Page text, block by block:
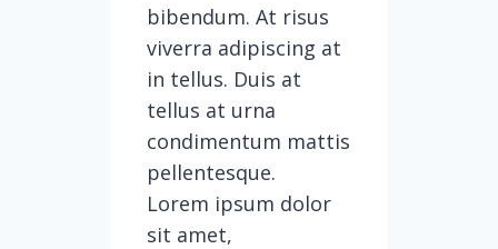
bibendum. At risus
viverra adipiscing at
in tellus. Duis at
tellus at urna
condimentum mattis
pellentesque.
Lorem ipsum dolor
sit amet,